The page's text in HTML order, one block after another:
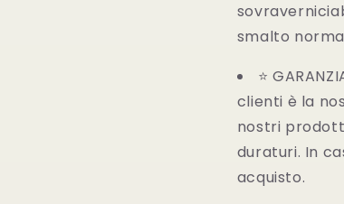
smalto
⭐
clienti è la
nostri
duraturi. In
acquisto.